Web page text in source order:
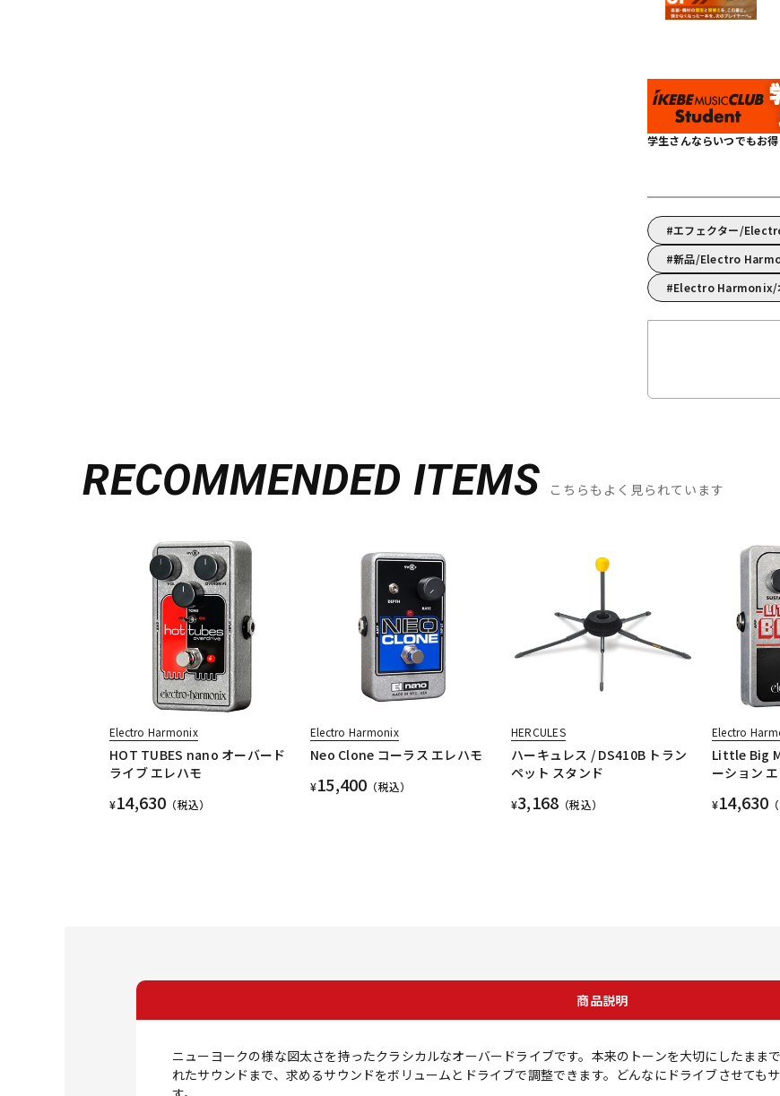
学生さんならいつでもお
エフェクター/
新品/Electro
Electro Harmonix/
RECOMMENDED ITEMS こちらもよく見られています
Electro Harmonix
HOT TUBES nano オーバード
ライブ エレハモ
¥14,630 （税込）
Electro Harmonix
Neo Clone コーラス エレハモ
¥15,400 （税込）
HERCULES
ハーキュレス / DS410B トラン
ペット スタンド
¥3,168 （税込）
Electro
Little Big
ーション
¥14,630
商品説明
ニューヨークの様な図太さを持ったクラシカルなオーバードライブです。本来のトーンを大切にしたまま
れたサウンドまで、求めるサウンドをボリュームとドライブで調整できます。どんなにドライブさせても